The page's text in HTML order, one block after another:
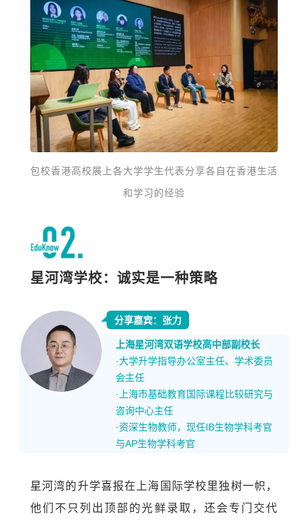
包校香港高校展上各大学学生代表分享各自在香港生活
和学习的经验
星河湾学校：诚实是一种策略
分享嘉宾：张力
上海星河湾双语学校高中部副校长
·大学升学指导办公室主任、 学术委员
会主任
·上海市基础教育国际课程比较研究与
咨询中心主任
·资深生物教师，现任IB生物学科考官
与AP生物学科考官
星河湾的升学喜报在上海国际学校里独树一帜，
他们不只列出顶部的光鲜录取，还会专门交代